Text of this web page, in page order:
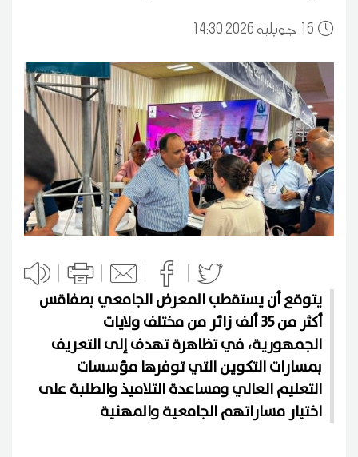
16 14:30 2026 جويلية
يتوقع أن يستقطب المعرض الجامعي بصفاقس
أكثر من 35 ألف زائر من مختلف ولايات
الجمهورية، في تظاهرة تهدف إلى التعريف
بمسارات التكوين التي توفرها مؤسسات
التعليم العالي ومساعدة التلاميذ والطلبة على
اختيار مساراتهم الجامعية والمهنية